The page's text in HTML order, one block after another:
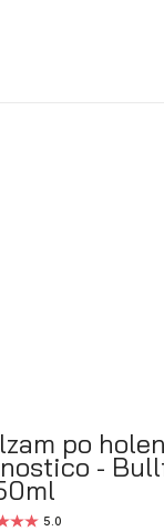
po
-
5.0